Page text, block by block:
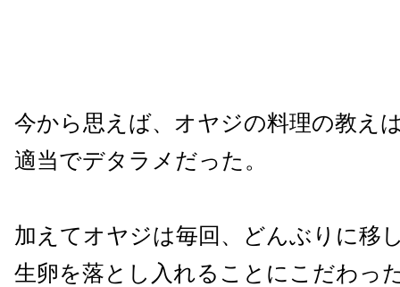
今から思えば、オヤジの料理の教え
適当でデタラメだった。
加えてオヤジは毎回、どんぶりに移
生卵を落とし入れることにこだわっ